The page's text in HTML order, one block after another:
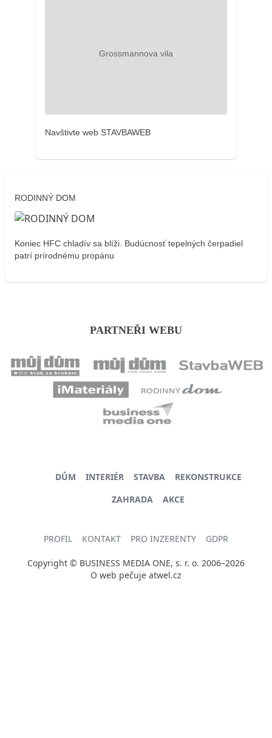
Navštivte web STAVBAWEB
RODINNÝ DOM
Koniec HFC chladív sa blíži. Budúcnosť tepelných čerpadiel
patrí prírodnému propánu
PARTNEŘI WEBU
DŮM INTERIÉR STAVBA
REKONSTRUKCE
ZAHRADA
AKCE
PROFIL KONTAKT PRO INZERENTY GDPR
Copyright © BUSINESS MEDIA ONE, s. r. o. 2006–2026